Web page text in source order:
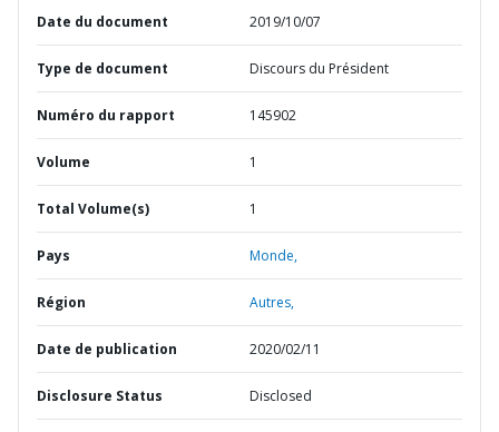
Date du document 2019/10/07
Type de document Discours du Président
Numéro du rapport 145902
Volume 1
Total Volume(s) 1
Pays Monde,
Région Autres,
Date de publication 2020/02/11
Disclosure Status Disclosed